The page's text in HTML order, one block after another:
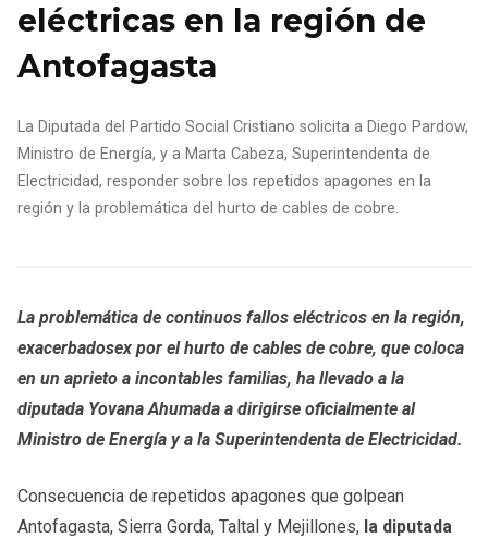
eléctricas en la región de
Antofagasta
La Diputada del Partido Social Cristiano solicita a Diego Pardow,
Ministro de Energía, y a Marta Cabeza, Superintendenta de
Electricidad, responder sobre los repetidos apagones en la
región y la problemática del hurto de cables de cobre.
La problemática de continuos fallos eléctricos en la región,
exacerbadosex por el hurto de cables de cobre, que coloca
en un aprieto a incontables familias, ha llevado a la
diputada Yovana Ahumada a dirigirse oficialmente al
Ministro de Energía y a la Superintendenta de Electricidad.
Consecuencia de repetidos apagones que golpean
Antofagasta, Sierra Gorda, Taltal y Mejillones, la diputada